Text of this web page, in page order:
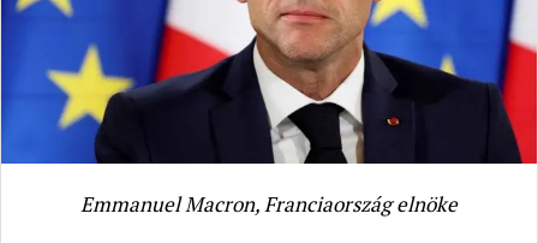
Emmanuel Macron, Franciaország elnöke